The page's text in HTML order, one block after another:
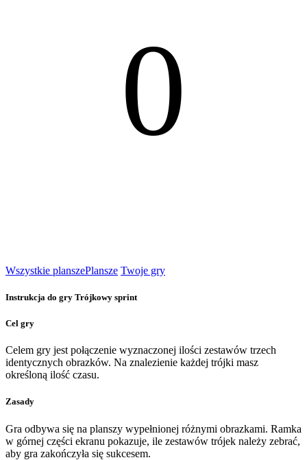
0
Wszystkie planszePlansze Twoje gry
Instrukcja do gry Trójkowy sprint
Cel gry
Celem gry jest połączenie wyznaczonej ilości zestawów trzech
identycznych obrazków. Na znalezienie każdej trójki masz
określoną ilość czasu.
Zasady
Gra odbywa się na planszy wypełnionej różnymi obrazkami. Ramka
w górnej części ekranu pokazuje, ile zestawów trójek należy zebrać,
aby gra zakończyła się sukcesem.